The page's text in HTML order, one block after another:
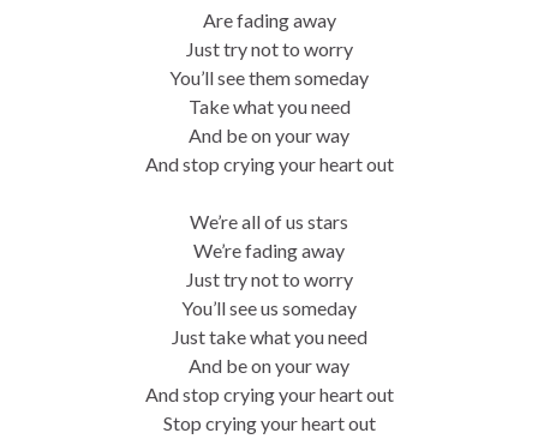
Are fading away
Just try not to worry
You’ll see them someday
Take what you need
And be on your way
And stop crying your heart out
We’re all of us stars
We’re fading away
Just try not to worry
You’ll see us someday
Just take what you need
And be on your way
And stop crying your heart out
Stop crying your heart out